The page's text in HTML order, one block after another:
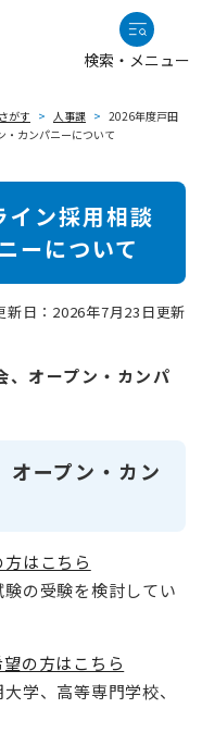
検索・メニュー
がす > 人事課 > 2026年度戸田
・カンパニーについて
ン採用相談
ーについて
新日：2026年7月23日更新
オープン・カンパ
オープン・カン
はこちら
験の受験を検討してい
の方はこちら
学、高等専門学校、